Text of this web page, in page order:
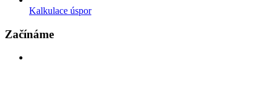
Kalkulace úspor
Začínáme